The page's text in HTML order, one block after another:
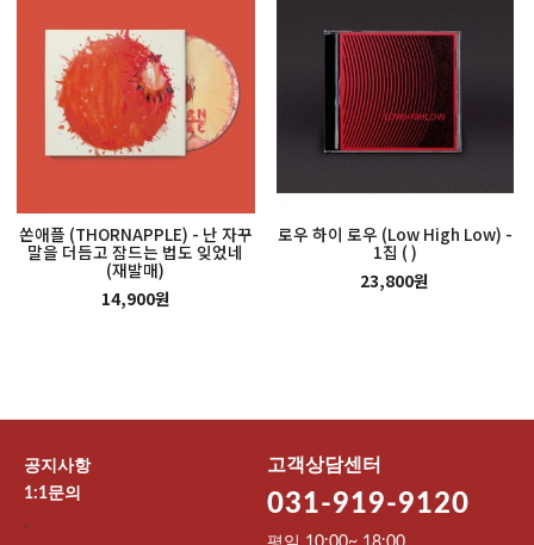
쏜애플 (THORNAPPLE) - 난 자꾸
말을 더듬고 잠드는 법도 잊었네
(재발매)
14,900원
로우 하이 로우 (Low High Low) -
1집 ( )
23,800원
공지사항
1:1문의
-
고객상담센터
031-919-9120